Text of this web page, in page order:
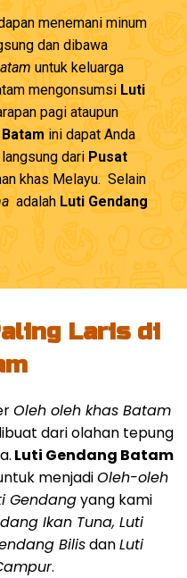
menemani minum
dan dibawa
untuk keluarga
mengonsumsi Luti
pagi ataupun
ini dapat Anda
langsung dari Pusat
khas Melayu. Selain
adalah Luti Gendang
Laris di
Oleh oleh khas Batam
dari olahan tepung
Luti Gendang Batam
menjadiOleh-oleh
Gendangyang kami
Ikan Tuna, Luti
BilisdanLuti
.